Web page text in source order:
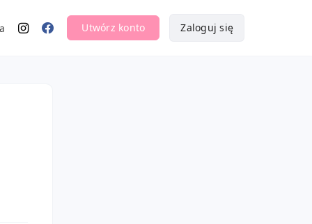
Utwórz konto Zaloguj się